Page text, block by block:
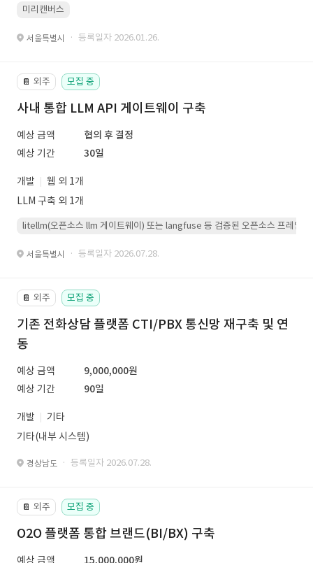
미리캔버스
서울특별시 · 등록일자 2026.01.26.
📔 외주 모집 중
사내 통합 LLM API 게이트웨이 구축
예상 금액
협의 후 결정
예상 기간
30일
개발
웹 외 1개
LLM 구축 외 1개
litellm(오픈소스 llm 게이트웨이) 또는 langfuse 등 검증된 오픈소스 프레임워
서울특별시 · 등록일자 2026.07.28.
📔 외주 모집 중
기존 전화상담 플랫폼 CTI/PBX 통신망 재구축 및 연
동
예상 금액
9,000,000원
예상 기간
90일
개발
기타
기타(내부 시스템)
경상남도 · 등록일자 2026.07.28.
📔 외주 모집 중
O2O 플랫폼 통합 브랜드(BI/BX) 구축
예상 금액
15,000,000원